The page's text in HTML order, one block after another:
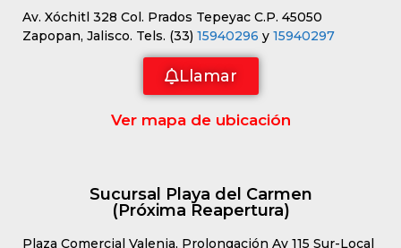
Av. Xóchitl 328 Col. Prados Tepeyac C.P. 45050
Zapopan, Jalisco. Tels. (33) 15940296 y 15940297
Llamar
Ver mapa de ubicación
Sucursal Playa del Carmen
(Próxima Reapertura)
Plaza Comercial Valenia, Prolongación Av 115 Sur-Local